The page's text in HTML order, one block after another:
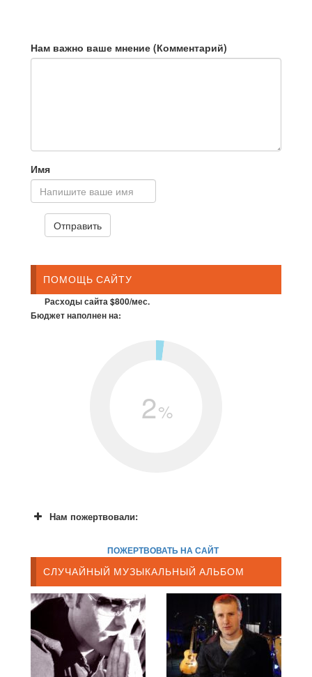
Нам важно ваше мнение (Комментарий)
Имя
ПОМОЩЬ САЙТУ
Расходы сайта $800/мес.
Бюджет наполнен на:
2%
Нам пожертвовали:
ПОЖЕРТВОВАТЬ НА САЙТ
СЛУЧАЙНЫЙ МУЗЫКАЛЬНЫЙ АЛЬБОМ